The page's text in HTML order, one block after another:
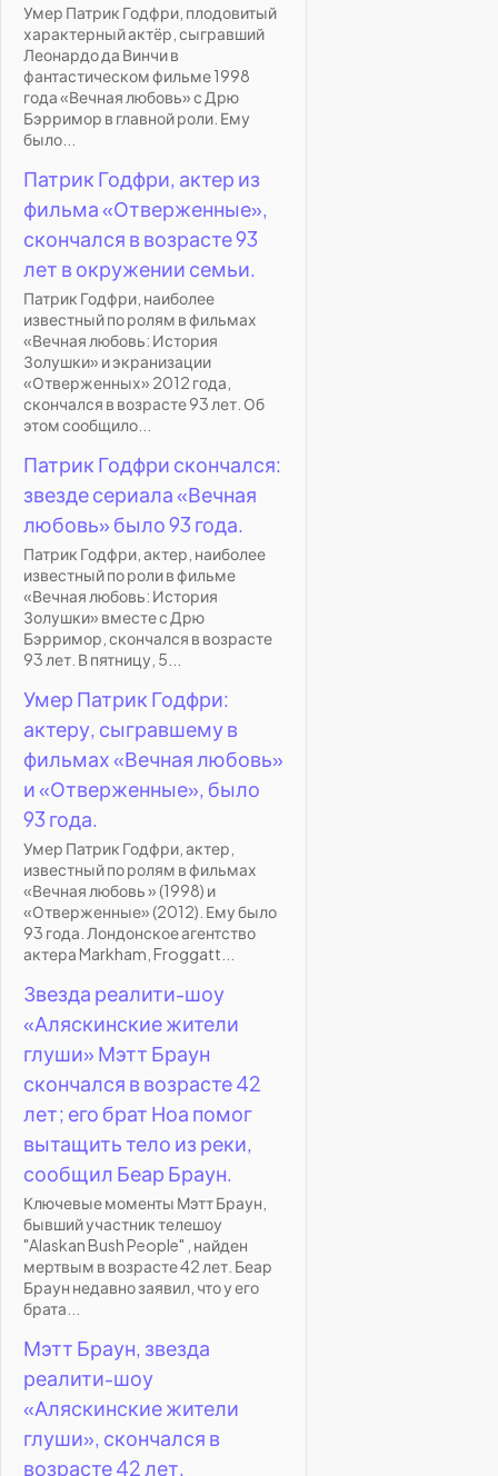
Умер Патрик Годфри, плодовитый
характерный актёр, сыгравший
Леонардо да Винчи в
фантастическом фильме 1998
года «Вечная любовь» с Дрю
Бэрримор в главной роли. Ему
было...
Патрик Годфри, актер из
фильма «Отверженные»,
скончался в возрасте 93
лет в окружении семьи.
Патрик Годфри, наиболее
известный по ролям в фильмах
«Вечная любовь: История
Золушки» и экранизации
«Отверженных» 2012 года,
скончался в возрасте 93 лет. Об
этом сообщило...
Патрик Годфри скончался:
звезде сериала «Вечная
любовь» было 93 года.
Патрик Годфри, актер, наиболее
известный по роли в фильме
«Вечная любовь: История
Золушки» вместе с Дрю
Бэрримор, скончался в возрасте
93 лет. В пятницу, 5...
Умер Патрик Годфри:
актеру, сыгравшему в
фильмах «Вечная любовь»
и «Отверженные», было
93 года.
Умер Патрик Годфри, актер,
известный по ролям в фильмах
«Вечная любовь » (1998) и
«Отверженные» (2012). Ему было
93 года. Лондонское агентство
актера Markham, Froggatt...
Звезда реалити-шоу
«Аляскинские жители
глуши» Мэтт Браун
скончался в возрасте 42
лет; его брат Ноа помог
вытащить тело из реки,
сообщил Беар Браун.
Ключевые моменты Мэтт Браун,
бывший участник телешоу
"Alaskan Bush People" , найден
мертвым в возрасте 42 лет. Беар
Браун недавно заявил, что у его
брата...
Мэтт Браун, звезда
реалити-шоу
«Аляскинские жители
глуши», скончался в
возрасте 42 лет.